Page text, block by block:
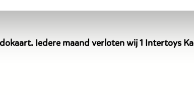
euro.
Iedere maand verloten wij 1 Intertoys